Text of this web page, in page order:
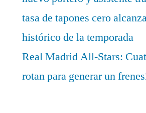
tasa de tapones cero
histórico de la temporada
Real Madrid All-Stars:
rotan para generar un